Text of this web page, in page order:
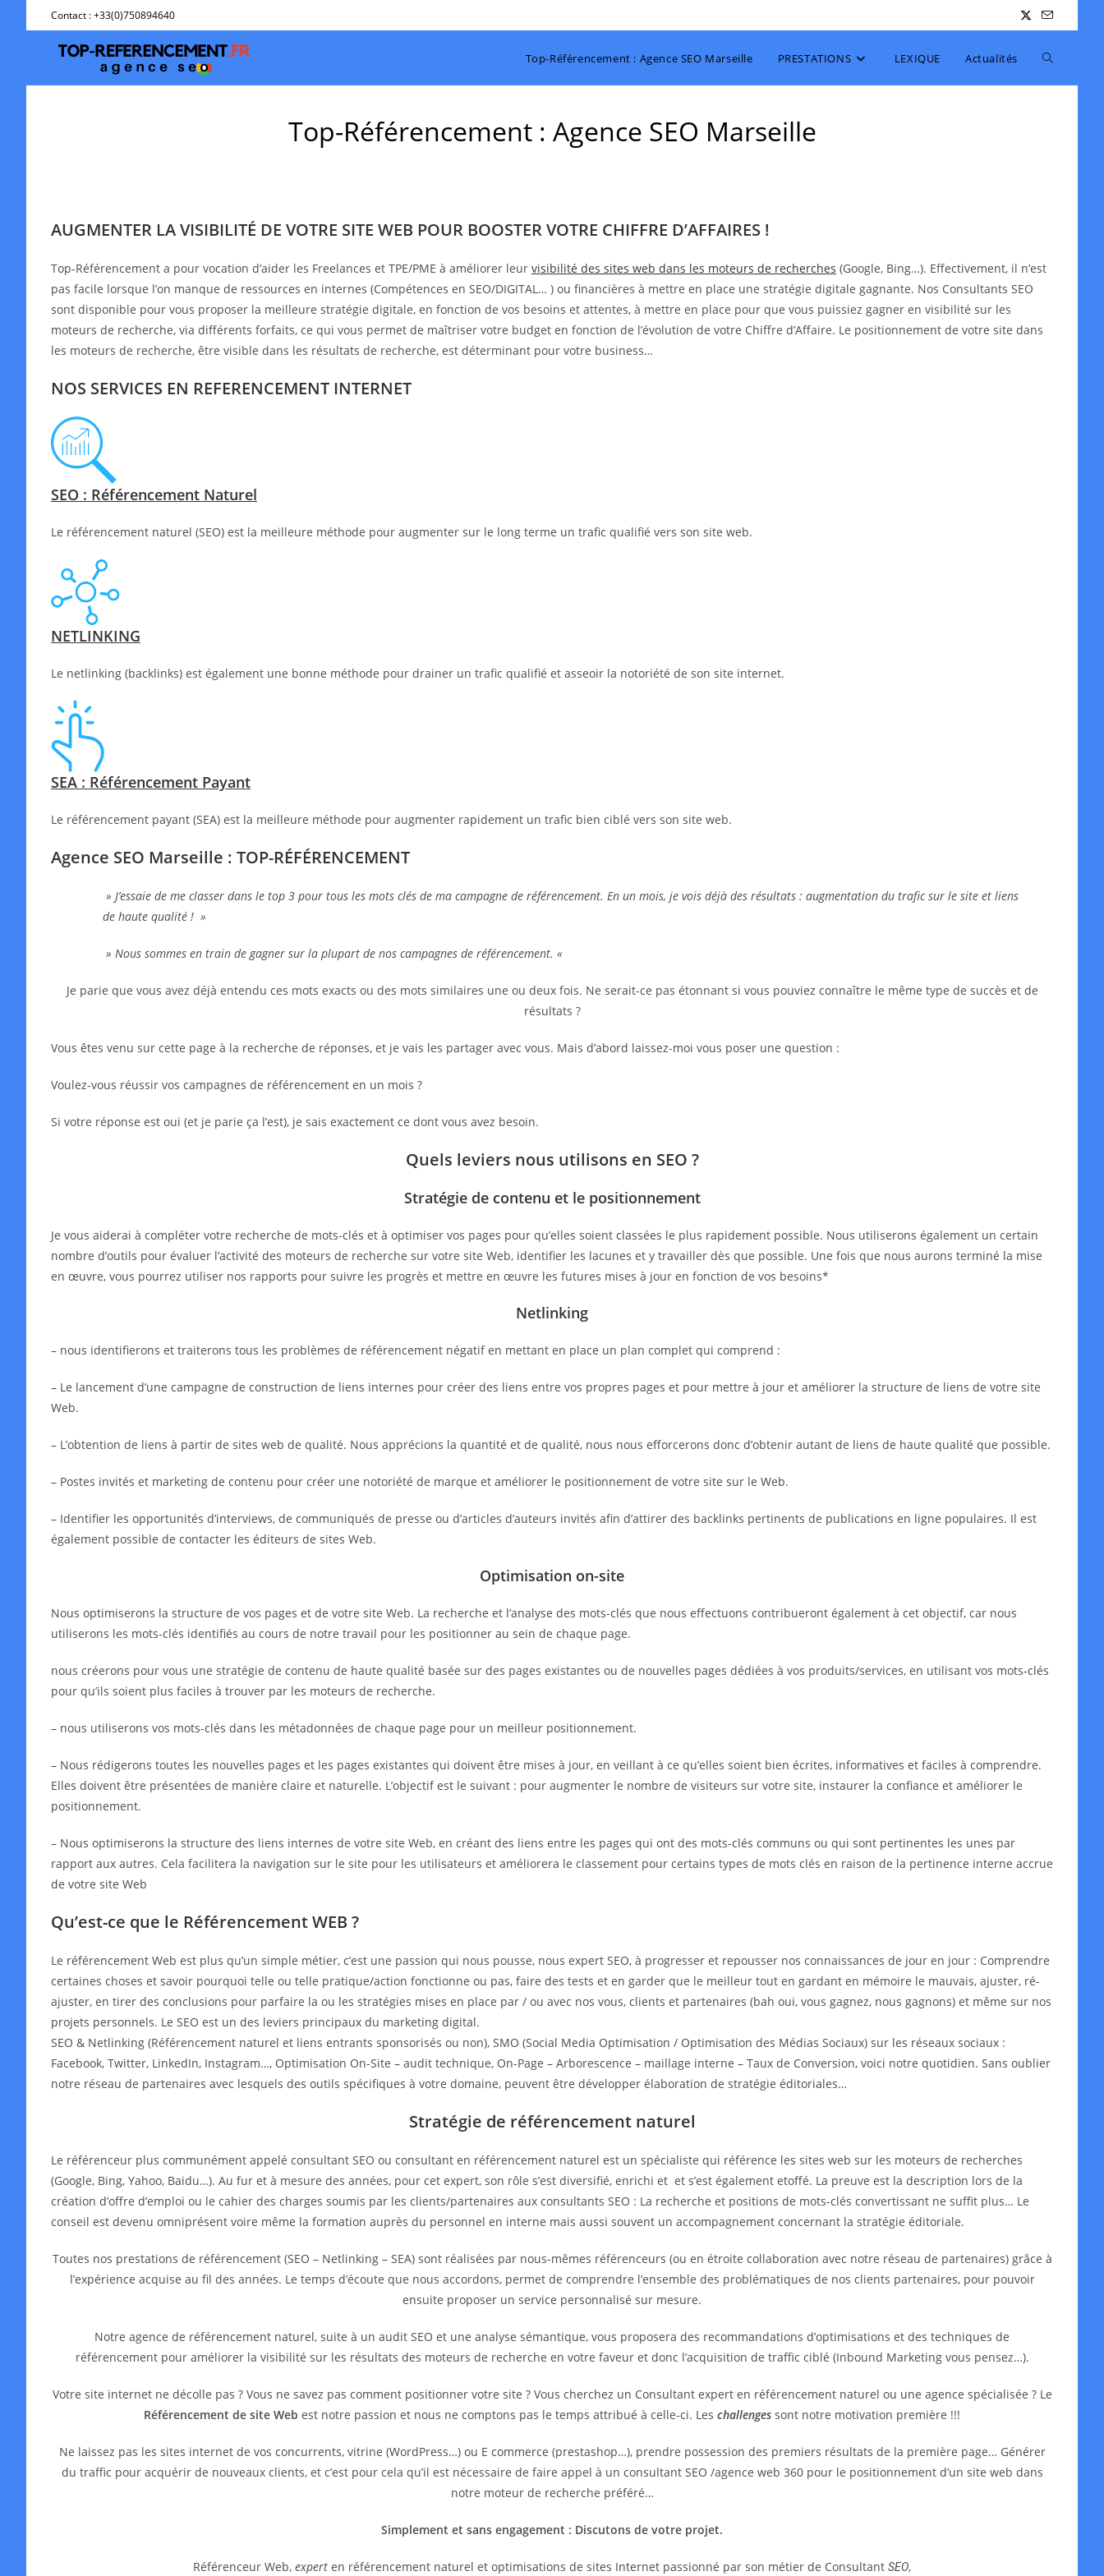
Contact : +33(0)750894640
Top-Référencement : Agence SEO Marseille PRESTATIONS LEXIQUE Actualités Toggle
Top-Référencement : Agence SEO Marseille
AUGMENTER LA VISIBILITÉ DE VOTRE SITE WEB POUR BOOSTER VOTRE CHIFFRE D’AFFAIRES !
Top-Référencement a pour vocation d’aider les Freelances et TPE/PME à améliorer leur visibilité des sites web dans les moteurs de recherches (Google, Bing…). Effectivement, il n’est
pas facile lorsque l’on manque de ressources en internes (Compétences en SEO/DIGITAL… ) ou financières à mettre en place une stratégie digitale gagnante. Nos Consultants SEO
sont disponible pour vous proposer la meilleure stratégie digitale, en fonction de vos besoins et attentes, à mettre en place pour que vous puissiez gagner en visibilité sur les
moteurs de recherche, via différents forfaits, ce qui vous permet de maîtriser votre budget en fonction de l’évolution de votre Chiffre d’Affaire. Le positionnement de votre site dans
les moteurs de recherche, être visible dans les résultats de recherche, est déterminant pour votre business…
NOS SERVICES EN REFERENCEMENT INTERNET
SEO : Référencement Naturel
Le référencement naturel (SEO) est la meilleure méthode pour augmenter sur le long terme un trafic qualifié vers son site web.
NETLINKING
Le netlinking (backlinks) est également une bonne méthode pour drainer un trafic qualifié et asseoir la notoriété de son site internet.
SEA : Référencement Payant
Le référencement payant (SEA) est la meilleure méthode pour augmenter rapidement un trafic bien ciblé vers son site web.
Agence SEO Marseille : TOP-RÉFÉRENCEMENT
» J’essaie de me classer dans le top 3 pour tous les mots clés de ma campagne de référencement. En un mois, je vois déjà des résultats : augmentation du trafic sur le site et liens
de haute qualité ! »
» Nous sommes en train de gagner sur la plupart de nos campagnes de référencement. «
Je parie que vous avez déjà entendu ces mots exacts ou des mots similaires une ou deux fois. Ne serait-ce pas étonnant si vous pouviez connaître le même type de succès et de
résultats ?
Vous êtes venu sur cette page à la recherche de réponses, et je vais les partager avec vous. Mais d’abord laissez-moi vous poser une question :
Voulez-vous réussir vos campagnes de référencement en un mois ?
Si votre réponse est oui (et je parie ça l’est), je sais exactement ce dont vous avez besoin.
Quels leviers nous utilisons en SEO ?
Stratégie de contenu et le positionnement
Je vous aiderai à compléter votre recherche de mots-clés et à optimiser vos pages pour qu’elles soient classées le plus rapidement possible. Nous utiliserons également un certain
nombre d’outils pour évaluer l’activité des moteurs de recherche sur votre site Web, identifier les lacunes et y travailler dès que possible. Une fois que nous aurons terminé la mise
en œuvre, vous pourrez utiliser nos rapports pour suivre les progrès et mettre en œuvre les futures mises à jour en fonction de vos besoins*
Netlinking
– nous identifierons et traiterons tous les problèmes de référencement négatif en mettant en place un plan complet qui comprend :
– Le lancement d’une campagne de construction de liens internes pour créer des liens entre vos propres pages et pour mettre à jour et améliorer la structure de liens de votre site
Web.
– L’obtention de liens à partir de sites web de qualité. Nous apprécions la quantité et de qualité, nous nous efforcerons donc d’obtenir autant de liens de haute qualité que possible.
– Postes invités et marketing de contenu pour créer une notoriété de marque et améliorer le positionnement de votre site sur le Web.
– Identifier les opportunités d’interviews, de communiqués de presse ou d’articles d’auteurs invités afin d’attirer des backlinks pertinents de publications en ligne populaires. Il est
également possible de contacter les éditeurs de sites Web.
Optimisation on-site
Nous optimiserons la structure de vos pages et de votre site Web. La recherche et l’analyse des mots-clés que nous effectuons contribueront également à cet objectif, car nous
utiliserons les mots-clés identifiés au cours de notre travail pour les positionner au sein de chaque page.
nous créerons pour vous une stratégie de contenu de haute qualité basée sur des pages existantes ou de nouvelles pages dédiées à vos produits/services, en utilisant vos mots-clés
pour qu’ils soient plus faciles à trouver par les moteurs de recherche.
– nous utiliserons vos mots-clés dans les métadonnées de chaque page pour un meilleur positionnement.
– Nous rédigerons toutes les nouvelles pages et les pages existantes qui doivent être mises à jour, en veillant à ce qu’elles soient bien écrites, informatives et faciles à comprendre.
Elles doivent être présentées de manière claire et naturelle. L’objectif est le suivant : pour augmenter le nombre de visiteurs sur votre site, instaurer la confiance et améliorer le
positionnement.
– Nous optimiserons la structure des liens internes de votre site Web, en créant des liens entre les pages qui ont des mots-clés communs ou qui sont pertinentes les unes par
rapport aux autres. Cela facilitera la navigation sur le site pour les utilisateurs et améliorera le classement pour certains types de mots clés en raison de la pertinence interne accrue
de votre site Web
Qu’est-ce que le Référencement WEB ?
Le référencement Web est plus qu’un simple métier, c’est une passion qui nous pousse, nous expert SEO, à progresser et repousser nos connaissances de jour en jour : Comprendre
certaines choses et savoir pourquoi telle ou telle pratique/action fonctionne ou pas, faire des tests et en garder que le meilleur tout en gardant en mémoire le mauvais, ajuster, ré-
ajuster, en tirer des conclusions pour parfaire la ou les stratégies mises en place par / ou avec nos vous, clients et partenaires (bah oui, vous gagnez, nous gagnons) et même sur nos
projets personnels. Le SEO est un des leviers principaux du marketing digital.
SEO & Netlinking (Référencement naturel et liens entrants sponsorisés ou non), SMO (Social Media Optimisation / Optimisation des Médias Sociaux) sur les réseaux sociaux :
Facebook, Twitter, LinkedIn, Instagram…, Optimisation On-Site – audit technique, On-Page – Arborescence – maillage interne – Taux de Conversion, voici notre quotidien. Sans oublier
notre réseau de partenaires avec lesquels des outils spécifiques à votre domaine, peuvent être développer élaboration de stratégie éditoriales…
Stratégie de référencement naturel
Le référenceur plus communément appelé consultant SEO ou consultant en référencement naturel est un spécialiste qui référence les sites web sur les moteurs de recherches
(Google, Bing, Yahoo, Baidu…). Au fur et à mesure des années, pour cet expert, son rôle s’est diversifié, enrichi et et s’est également etoffé. La preuve est la description lors de la
création d’offre d’emploi ou le cahier des charges soumis par les clients/partenaires aux consultants SEO : La recherche et positions de mots-clés convertissant ne suffit plus… Le
conseil est devenu omniprésent voire même la formation auprès du personnel en interne mais aussi souvent un accompagnement concernant la stratégie éditoriale.
Toutes nos prestations de référencement (SEO – Netlinking – SEA) sont réalisées par nous-mêmes référenceurs (ou en étroite collaboration avec notre réseau de partenaires) grâce à
l’expérience acquise au fil des années. Le temps d’écoute que nous accordons, permet de comprendre l’ensemble des problématiques de nos clients partenaires, pour pouvoir
ensuite proposer un service personnalisé sur mesure.
Notre agence de référencement naturel, suite à un audit SEO et une analyse sémantique, vous proposera des recommandations d’optimisations et des techniques de
référencement pour améliorer la visibilité sur les résultats des moteurs de recherche en votre faveur et donc l’acquisition de traffic ciblé (Inbound Marketing vous pensez…).
Votre site internet ne décolle pas ? Vous ne savez pas comment positionner votre site ? Vous cherchez un Consultant expert en référencement naturel ou une agence spécialisée ? Le
Référencement de site Web est notre passion et nous ne comptons pas le temps attribué à celle-ci. Les challenges sont notre motivation première !!!
Ne laissez pas les sites internet de vos concurrents, vitrine (WordPress…) ou E commerce (prestashop…), prendre possession des premiers résultats de la première page… Générer
du traffic pour acquérir de nouveaux clients, et c’est pour cela qu’il est nécessaire de faire appel à un consultant SEO /agence web 360 pour le positionnement d’un site web dans
notre moteur de recherche préféré…
Simplement et sans engagement : Discutons de votre projet.
Référenceur Web, expert en référencement naturel et optimisations de sites Internet passionné par son métier de Consultant SEO,